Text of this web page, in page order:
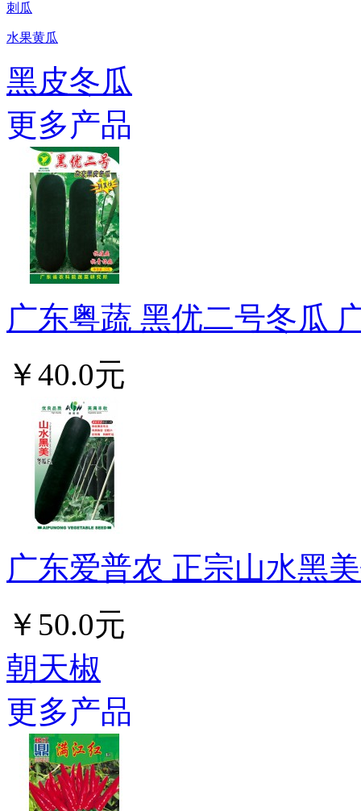
刺瓜
水果黄瓜
黑皮冬瓜
更多产品
广东粤蔬 黑优二号冬瓜
￥40.0元
广东爱普农 正宗山水黑
￥50.0元
朝天椒
更多产品